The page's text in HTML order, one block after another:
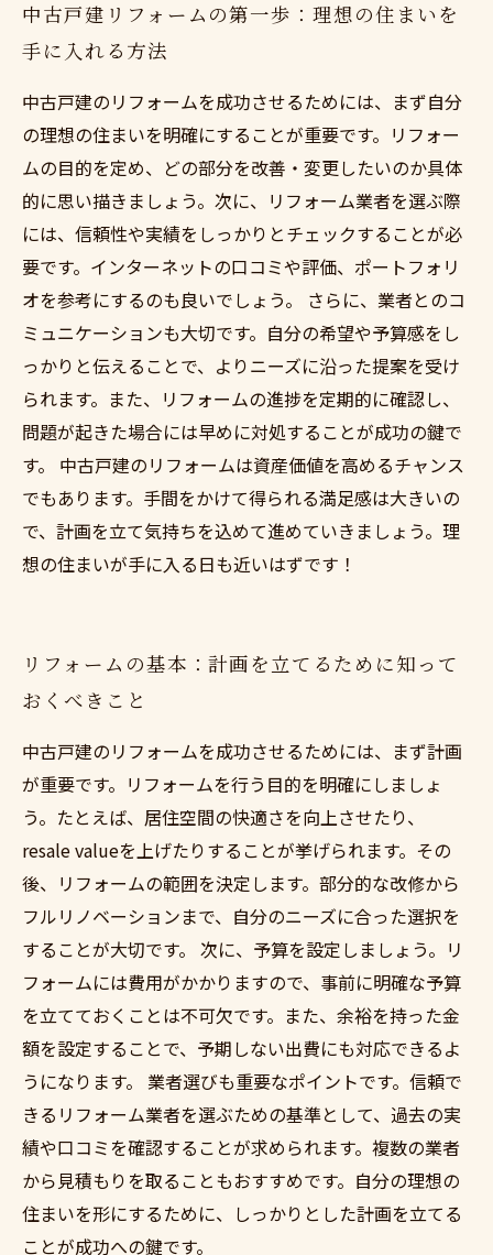
リフォーム後のチェックポイント：問題を未然
に防ぐ
リフォームがもたらす価値：不動産の評価を高
める
中古戸建リフォームの第一歩：理想の住まいを
手に入れる方法
中古戸建のリフォームを成功させるためには、まず自分
の理想の住まいを明確にすることが重要です。リフォー
ムの目的を定め、どの部分を改善・変更したいのか具体
的に思い描きましょう。次に、リフォーム業者を選ぶ際
には、信頼性や実績をしっかりとチェックすることが必
要です。インターネットの口コミや評価、ポートフォリ
オを参考にするのも良いでしょう。 さらに、業者とのコ
ミュニケーションも大切です。自分の希望や予算感をし
っかりと伝えることで、よりニーズに沿った提案を受け
られます。また、リフォームの進捗を定期的に確認し、
問題が起きた場合には早めに対処することが成功の鍵で
す。 中古戸建のリフォームは資産価値を高めるチャンス
でもあります。手間をかけて得られる満足感は大きいの
で、計画を立て気持ちを込めて進めていきましょう。理
想の住まいが手に入る日も近いはずです！
リフォームの基本：計画を立てるために知って
おくべきこと
中古戸建のリフォームを成功させるためには、まず計画
が重要です。リフォームを行う目的を明確にしましょ
う。たとえば、居住空間の快適さを向上させたり、
resale valueを上げたりすることが挙げられます。その
後、リフォームの範囲を決定します。部分的な改修から
フルリノベーションまで、自分のニーズに合った選択を
することが大切です。 次に、予算を設定しましょう。リ
フォームには費用がかかりますので、事前に明確な予算
を立てておくことは不可欠です。また、余裕を持った金
額を設定することで、予期しない出費にも対応できるよ
うになります。 業者選びも重要なポイントです。信頼で
きるリフォーム業者を選ぶための基準として、過去の実
績や口コミを確認することが求められます。複数の業者
から見積もりを取ることもおすすめです。自分の理想の
住まいを形にするために、しっかりとした計画を立てる
ことが成功への鍵です。